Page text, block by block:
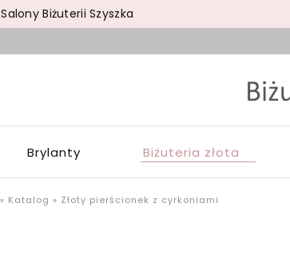
Salony Biżuterii Szyszka
Biżuteria
Wola,
Łask
srebrną,
pozłacaną,
upominki
Brylanty Biżuteria złota
» Katalog » Złoty pierścionek z cyrkoniami